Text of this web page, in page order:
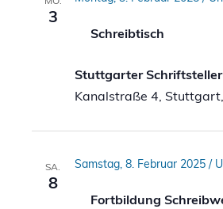
3
Schreibtisch
Stuttgarter
Kanalstraße 4,
SA.
8
Fortbildung
Samstag, 8. Februar 2025 /